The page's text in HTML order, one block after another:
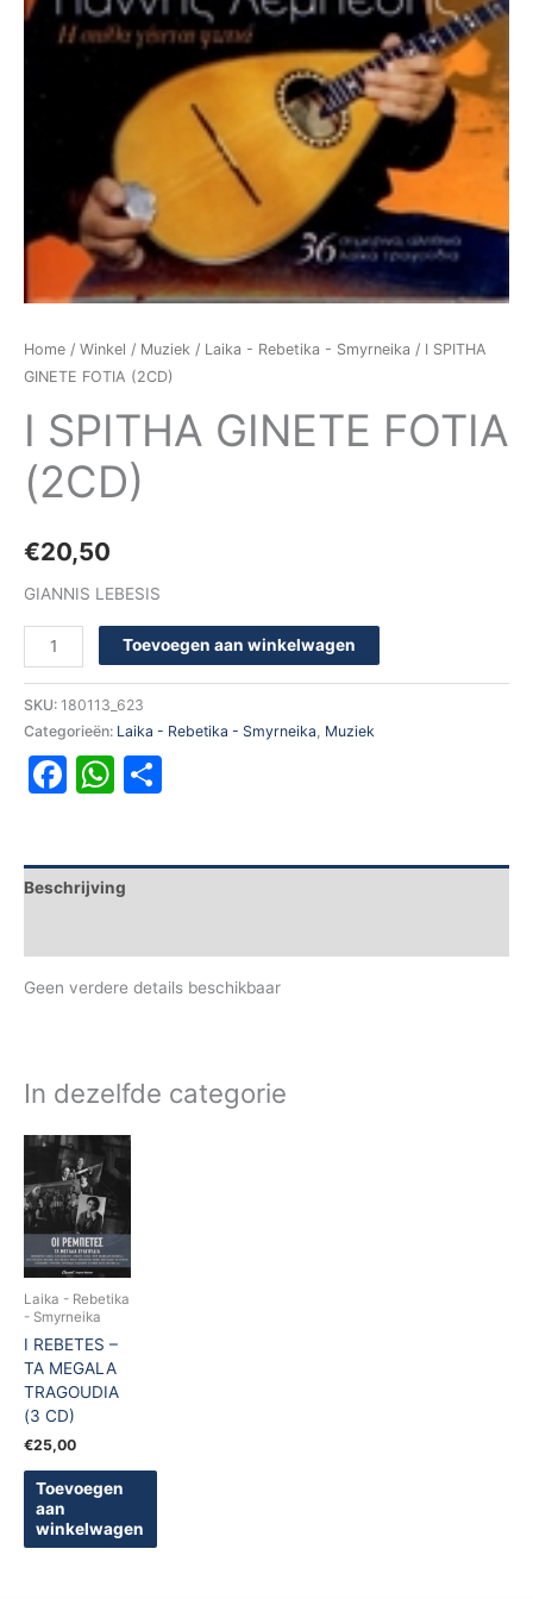
Home / Winkel / Muziek / Laika - Rebetika - Smyrneika / I SPITHA
GINETE FOTIA (2CD)
I SPITHA GINETE FOTIA
(2CD)
€20,50
GIANNIS LEBESIS
Toevoegen aan winkelwagen
SKU: 180113_623
Categorieën: Laika - Rebetika - Smyrneika Muziek
Facebook
WhatsApp
Beschrijving
Geen verdere details beschikbaar
In dezelfde categorie
Laika - Rebetika
- Smyrneika
I REBETES –
TA MEGALA
TRAGOUDIA
(3 CD)
€25,00
Toevoegen
aan
winkelwagen